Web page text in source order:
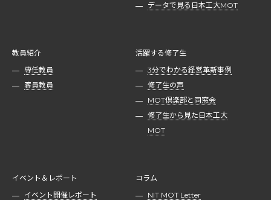
データで見る日本工大MOT
教員紹介
専任教員
客員教員
活躍する修了生
3分でわかる経営革新事例
修了生の声
MOT倶楽部と同窓会
修了生から見た日本工大
MOT
イベント＆レポート
イベント開催レポート
コラム
NIT MOT Letter